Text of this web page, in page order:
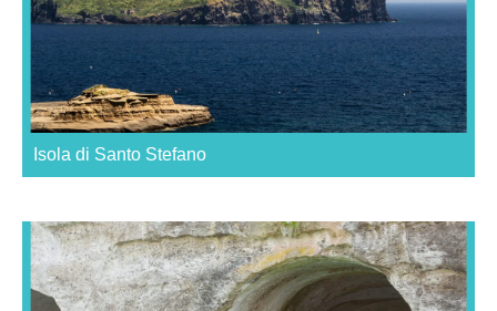
Isola di Santo Stefano